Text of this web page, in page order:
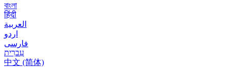
বাংলা
हिंदी
العربية
اردو
فارسی
עִברִית
中文 (简体)